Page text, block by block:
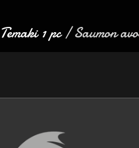
Temaki 1 pc/ Saumon